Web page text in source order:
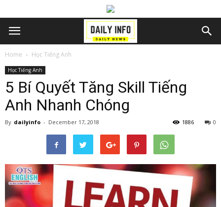
Home Học Tiếng Anh
Học Tiếng Anh
5 Bí Quyết Tăng Skill Tiếng
Anh Nhanh Chóng
By dailyinfo - December 17, 2018 0
1886